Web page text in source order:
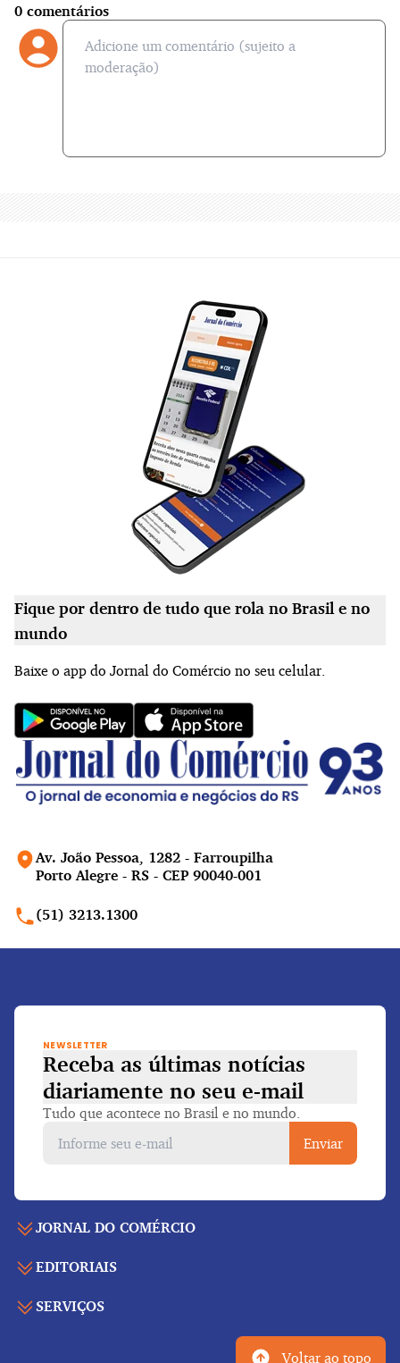
0 comentários
Av. João Pessoa, 1282 - Farroupilha
Porto Alegre - RS - CEP 90040-001
(51) 3213.1300
Fique por dentro de tudo que rola no Brasil e no
mundo
Baixe o app do Jornal do Comércio no seu celular.
Voltar ao topo
JORNAL DO COMÉRCIO
Capa
EDITORIAIS
Economia
SERVIÇOS
NEWSLETTER
Receba as últimas notícias
diariamente no seu e-mail
Tudo que acontece no Brasil e no mundo.
Enviar